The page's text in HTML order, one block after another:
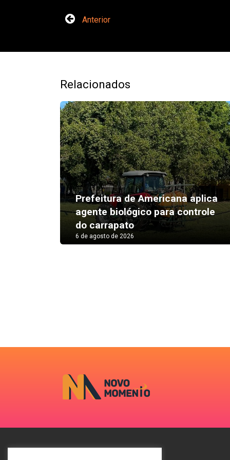
Anterior
Relacionados
Prefeitura de Americana aplica
agente biológico para controle
do carrapato
6 de agosto de 2026